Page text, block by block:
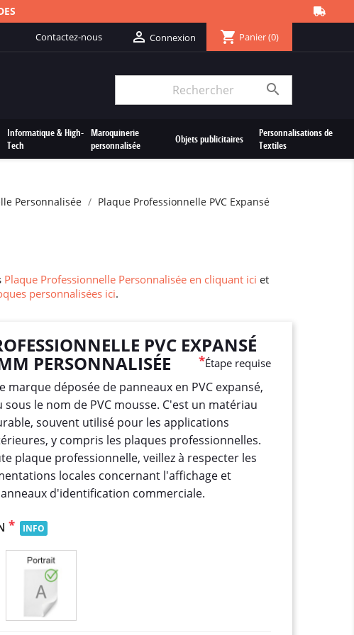
Contactez-nous  Connexion shopping_cart Panier(0)

Informatique & High-
Tech
Maroquinerie
personnalisée
Objets publicitaires
Personnalisations de
Textiles
Personnalisée Plaque Professionnelle PVC Expansé
Plaque Professionnelle Personnalisée en cliquant ici et
personnalisées ici.
PVC EXPANSÉ
PERSONNALISÉE *Étape requise
marque déposée de panneaux en PVC expansé,
le nom de PVC mousse. C'est un matériau
souvent utilisé pour les applications
y compris les plaques professionnelles.
plaque professionnelle, veillez à respecter les
locales concernant l'affichage et
d'identification commerciale.
* INFO